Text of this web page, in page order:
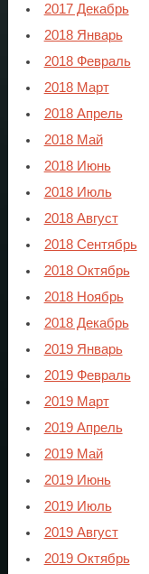
2017 Декабрь
2018 Январь
2018 Февраль
2018 Март
2018 Апрель
2018 Май
2018 Июнь
2018 Июль
2018 Август
2018 Сентябрь
2018 Октябрь
2018 Ноябрь
2018 Декабрь
2019 Январь
2019 Февраль
2019 Март
2019 Апрель
2019 Май
2019 Июнь
2019 Июль
2019 Август
2019 Октябрь